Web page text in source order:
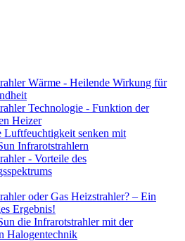
Wärme - Heilende Wirkung für
Technologie - Funktion der
Heizer
Luftfeuchtigkeit senken mit
Infrarotstrahlern
- Vorteile des
oder Gas Heizstrahler? – Ein
Ergebnis!
die Infrarotstrahler mit der
Halogentechnik